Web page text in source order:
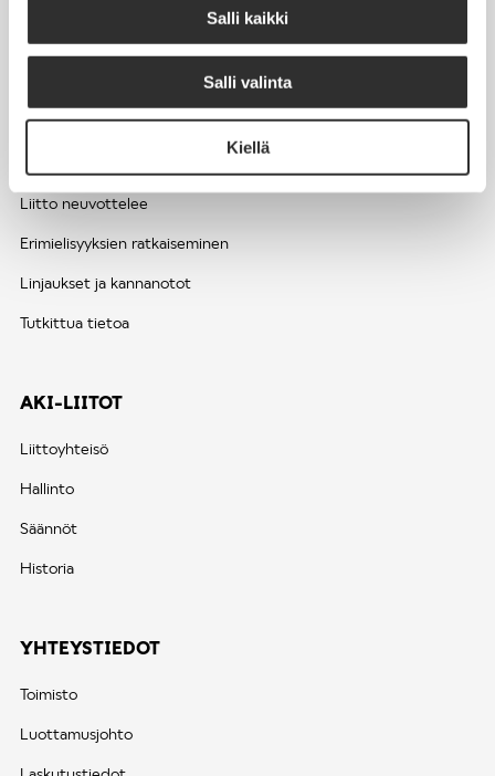
Salli kaikki
Salli valinta
Kiellä
Kesätyöntekijän työehdot ja palkkaus seurakuntien hengellisessä
EDUNVALVONTA
Liitto neuvottelee
Erimielisyyksien ratkaiseminen
Linjaukset ja kannanotot
Tutkittua tietoa
AKI-LIITOT
Liittoyhteisö
Hallinto
Säännöt
Historia
YHTEYSTIEDOT
Toimisto
Luottamusjohto